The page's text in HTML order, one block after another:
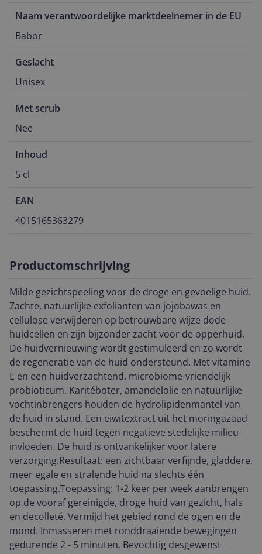
Naam verantwoordelijke marktdeelnemer in de EU
Babor
Geslacht
Unisex
Met scrub
Nee
Inhoud
5 cl
EAN
4015165363279
Productomschrijving
Milde gezichtspeeling voor de droge en gevoelige huid.
Zachte, natuurlijke exfolianten van jojobawas en
cellulose verwijderen op betrouwbare wijze dode
huidcellen en zijn bijzonder zacht voor de opperhuid.
De huidvernieuwing wordt gestimuleerd en zo wordt
de regeneratie van de huid ondersteund. Met vitamine
E en een huidverzachtend, microbiome-vriendelijk
probioticum. Karitéboter, amandelolie en natuurlijke
vochtinbrengers houden de hydrolipidenmantel van
de huid in stand. Een eiwitextract uit het moringazaad
beschermt de huid tegen negatieve stedelijke milieu-
invloeden. De huid is ontvankelijker voor latere
verzorging.Resultaat: een zichtbaar verfijnde, gladdere,
meer egale en stralende huid na slechts één
toepassing.Toepassing: 1-2 keer per week aanbrengen
op de vooraf gereinigde, droge huid van gezicht, hals
en decolleté. Vermijd het gebied rond de ogen en de
mond. Inmasseren met ronddraaiende bewegingen
gedurende 2 - 5 minuten. Bevochtig desgewenst